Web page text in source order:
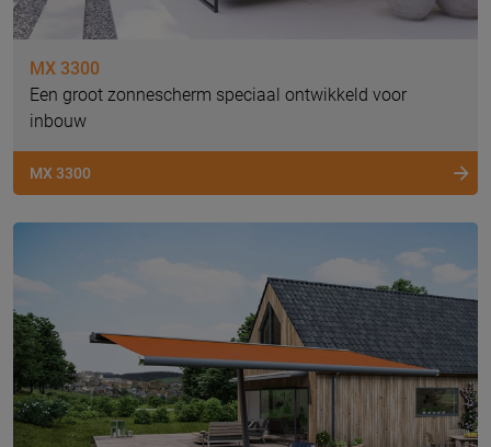
MX 3300
Een groot zonnescherm speciaal ontwikkeld voor
inbouw
MX 3300